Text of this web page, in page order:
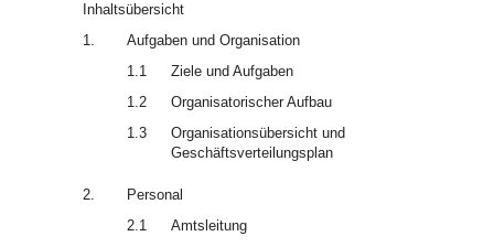
Inhaltsübersicht
1.
Aufgaben und Organisation
1.1
Ziele und Aufgaben
1.2
Organisatorischer Aufbau
1.3
Organisationsübersicht und
Geschäftsverteilungsplan
2.
Personal
2.1
Amtsleitung